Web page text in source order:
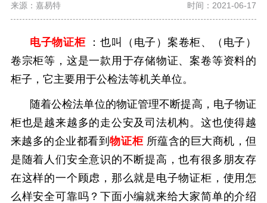
来源：嘉易特 时间：2021-06-17
电子物证柜
：也叫（电子）案卷柜、（电子）
卷宗柜等，这是一款用于存储物证、案卷等资料的
柜子，它主要用于公检法等机关单位。
随着公检法单位的物证管理不断提高，电子物证
柜也是越来越多的走公安及司法机构。这也使得越
来越多的企业都看到物证柜 所蕴含的巨大商机，但
是随着人们安全意识的不断提高，也有很多朋友存
在这样的一个顾虑，那么就是电子物证柜，使用怎
么样安全可靠吗？下面小编就来给大家简单的介绍